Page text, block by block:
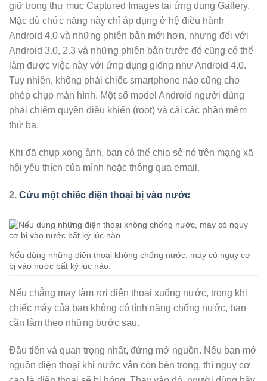
giữ trong thư mục Captured Images tại ứng dụng Gallery.
Mặc dù chức năng này chỉ áp dụng ở hệ điều hành
Android 4.0 và những phiên bản mới hơn, nhưng đối với
Android 3.0, 2.3 và những phiên bản trước đó cũng có thể
làm được việc này với ứng dụng giống như Android 4.0.
Tuy nhiên, không phải chiếc smartphone nào cũng cho
phép chụp màn hình. Một số model Android người dùng
phải chiếm quyền điều khiển (root) và cài các phần mềm
thứ ba.
Khi đã chụp xong ảnh, bạn có thể chia sẻ nó trên mạng xã
hội yêu thích của mình hoặc thông qua email.
2. Cứu một chiếc điện thoại bị vào nước
Nếu dùng những điện thoại không chống nước, máy có nguy cơ
bị vào nước bất kỳ lúc nào.
Nếu chẳng may làm rơi điện thoại xuống nước, trong khi
chiếc máy của bạn không có tính năng chống nước, bạn
cần làm theo những bước sau.
Đầu tiên và quan trọng nhất, đừng mở nguồn. Nếu bạn mở
nguồn điện thoại khi nước vẫn còn bên trong, thì nguy cơ